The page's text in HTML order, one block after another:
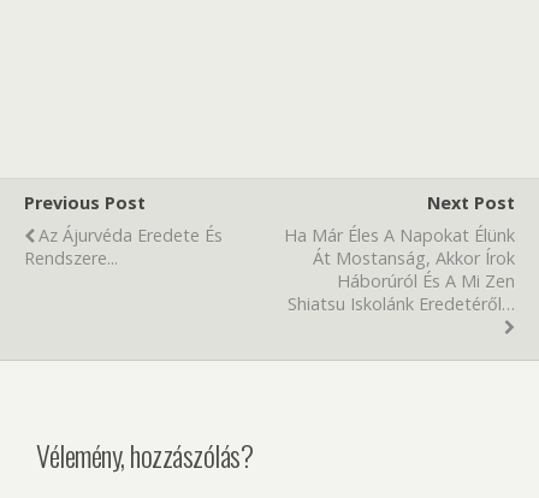
Previous Post
Az Ájurvéda Eredete És
Rendszere...
Next Post
Ha Már Éles A Napokat Élünk
Át Mostanság, Akkor Írok
Háborúról És A Mi Zen
Shiatsu Iskolánk Eredetéről…
Vélemény, hozzászólás?